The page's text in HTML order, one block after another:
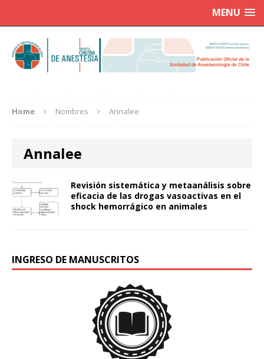
MENU
Home Nombres Annalee
Annalee
Revisión sistemática y metaanálisis sobre
eficacia de las drogas vasoactivas en el
shock hemorrágico en animales
INGRESO DE MANUSCRITOS